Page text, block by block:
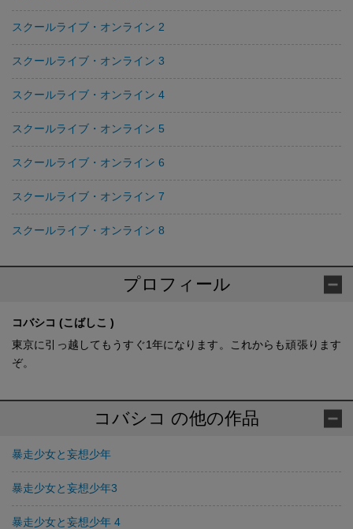
スクールライブ・オンライン 2
スクールライブ・オンライン 3
スクールライブ・オンライン 4
スクールライブ・オンライン 5
スクールライブ・オンライン 6
スクールライブ・オンライン 7
スクールライブ・オンライン 8
プロフィール
コバシコ (こばしこ )
東京に引っ越してもうすぐ1年になります。これからも頑張ります
ぞ。
コバシコ の他の作品
暴走少女と妄想少年
暴走少女と妄想少年3
暴走少女と妄想少年 4